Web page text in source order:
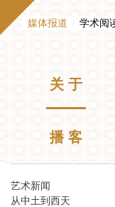
Westheavens
E
n
h
主菜单 关 于
播 客
你在这里
艺术新闻
从中土到西天
媒体报道
（活动标签）学术阅